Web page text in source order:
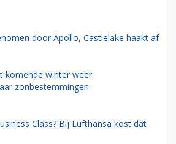
door Apollo, Castlelake haakt af
komende winter weer
zonbestemmingen
Class? Bij Lufthansa kost dat